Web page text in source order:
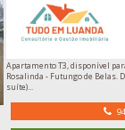
Apartamento T3, disponível
Rosalinda - Futungo de Belas. Descrição do imóvel: - 3 Quartos (2
suíte)...